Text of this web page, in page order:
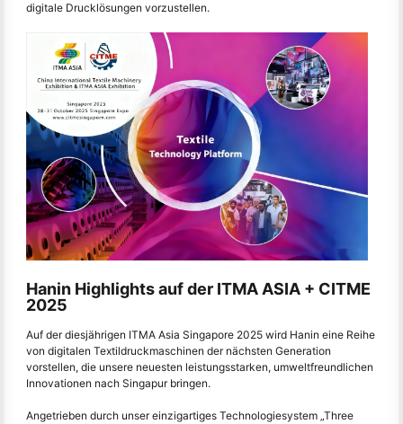
digitale Drucklösungen vorzustellen.
Hanin Highlights auf der ITMA ASIA + CITME
2025
Auf der diesjährigen ITMA Asia Singapore 2025 wird Hanin eine Reihe
von digitalen Textildruckmaschinen der nächsten Generation
vorstellen, die unsere neuesten leistungsstarken, umweltfreundlichen
Innovationen nach Singapur bringen.
Angetrieben durch unser einzigartiges Technologiesystem „Three